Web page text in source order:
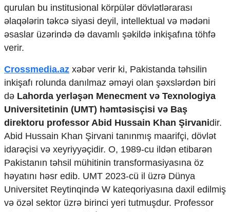
Cəmiyyət
Crossmedia.az - 1 yaş
Siyasət
Məhkəmə və hüquq
Zəfər - 5
Gənclər və İdman
Media və QHT
Hadisə
Sağlamlıq
Sosium
Mənəvi dəyərlər
Texnologiya
Mətbuat-150
Əlaqə
Missiyamız
qurulan bu institusional körpülər dövlətlərarası
əlaqələrin təkcə siyasi deyil, intellektual və mədəni
əsaslar üzərində də davamlı şəkildə inkişafına töhfə
verir.
Crossmedia.az xəbər verir ki, Pakistanda təhsilin
inkişafı rolunda danılmaz əməyi olan şəxslərdən biri
də Lahorda yerləşən Menecment və Texnologiya
Universitetinin (UMT) həmtəsisçisi və Baş
direktoru professor Abid Hussain Khan Şirvanidir.
Abid Hussain Khan Şirvani tanınmış maarifçi, dövlət
idarəçisi və xeyriyyəçidir. O, 1989-cu ildən etibarən
Pakistanın təhsil mühitinin transformasiyasına öz
həyatını həsr edib. UMT 2023-cü il üzrə Dünya
Universitet Reytinqində W kateqoriyasına daxil edilmiş
və özəl sektor üzrə birinci yeri tutmuşdur. Professor